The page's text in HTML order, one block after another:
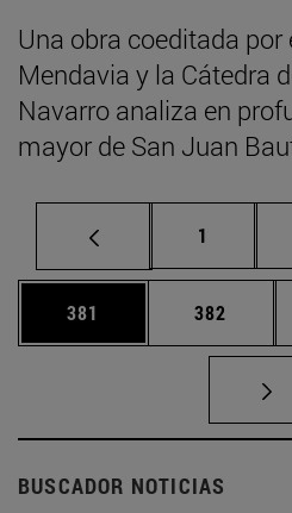
Una obra coeditada
Mendavia y la Cátedra
Navarro analiza en
mayor de San Juan
Página
1
Página
381 Página
382
BUSCADOR NOTICIAS